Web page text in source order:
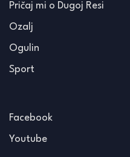
Pričaj mi o Dugoj Resi
Ozalj
Ogulin
Sport
Facebook
Youtube